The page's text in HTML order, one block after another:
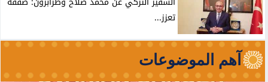
تعزز...
آهم الموضوعات